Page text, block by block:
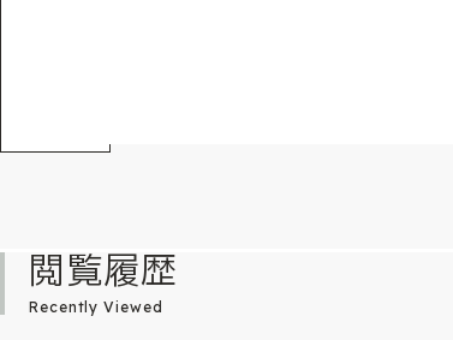
閲覧履歴
Recently Viewed